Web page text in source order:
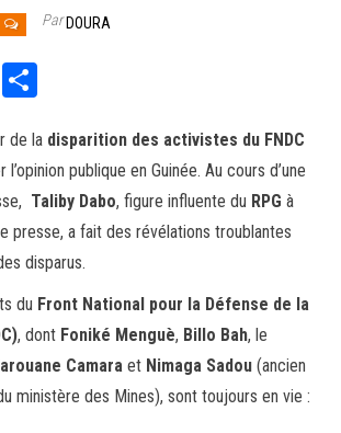
ParDOURA
E
ag
er
de la disparition des activistes du FNDC
publique en Guinée. Au cours d’une
Taliby Dabo, figure influente du RPG à
presse, a fait des révélations troublantes
disparus.
du Front National pour la Défense de la
, dont Foniké Menguè, Billo Bah, le
Camara et Nimaga Sadou (ancien
ministère des Mines), sont toujours en vie :